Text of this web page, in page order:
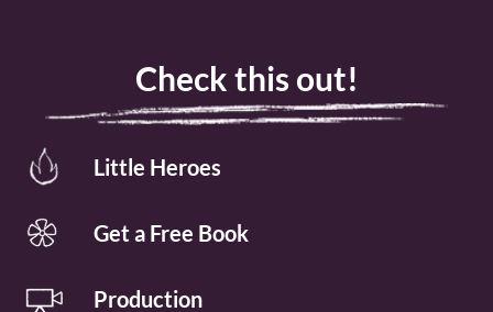
Check this out!
Little Heroes
Get a Free Book
Production